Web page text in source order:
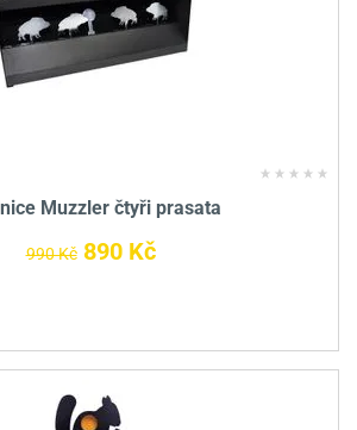
Muzzler čtyři prasata
990 Kč 890 Kč